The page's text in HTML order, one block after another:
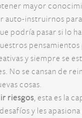
mayor
auto-instruirnos
podría pasar si lo
y siempre se
No se cansan de
cosas.
riesgos, esta es la
y les